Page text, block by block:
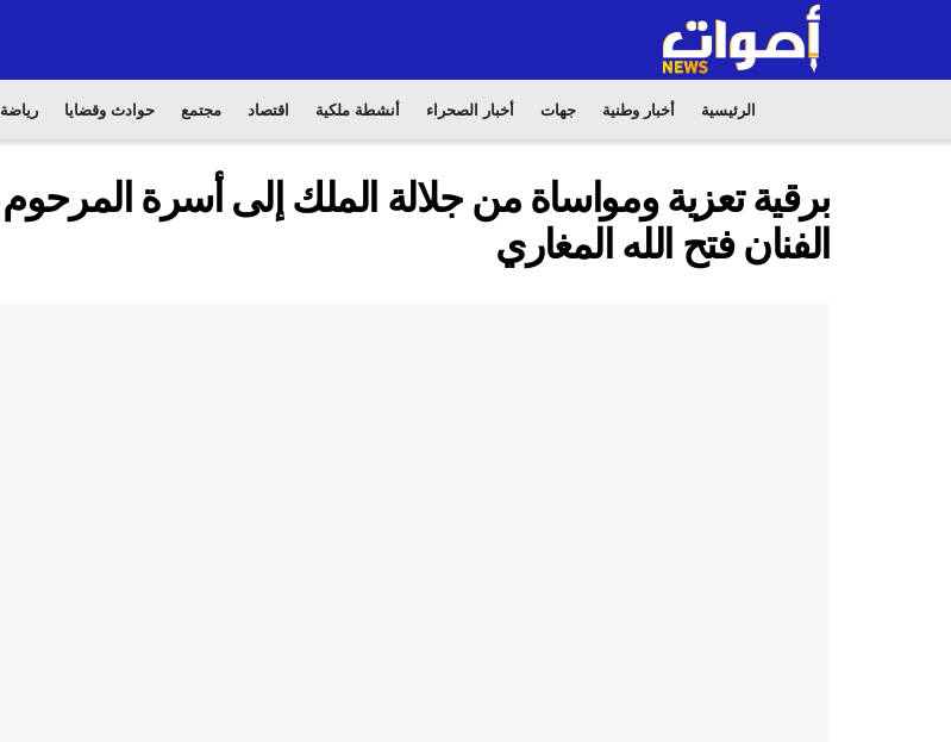
الرئيسية أخبار وطنية جهات أخبار الصحراء أنشطة ملكية اقتصاد مجتمع حوادث وقضايا رياضة
برقية تعزية ومواساة من جلالة الملك إلى أسرة المرحوم
الفنان فتح الله المغاري